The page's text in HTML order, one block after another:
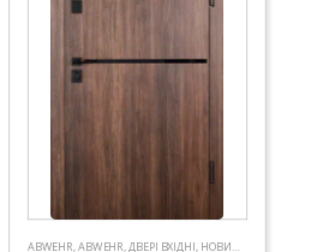
ABWEHR ,ABWEHR ДВЕРІ ВХІДНІ НОВИНКИ